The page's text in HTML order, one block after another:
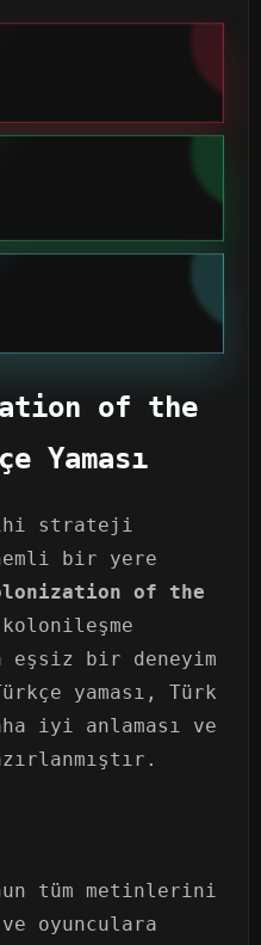
of the
Yaması
strateji
bir yere
of the
eşsiz bir deneyim
yaması, Türk
iyi anlaması ve
tüm metinlerini
oyunculara